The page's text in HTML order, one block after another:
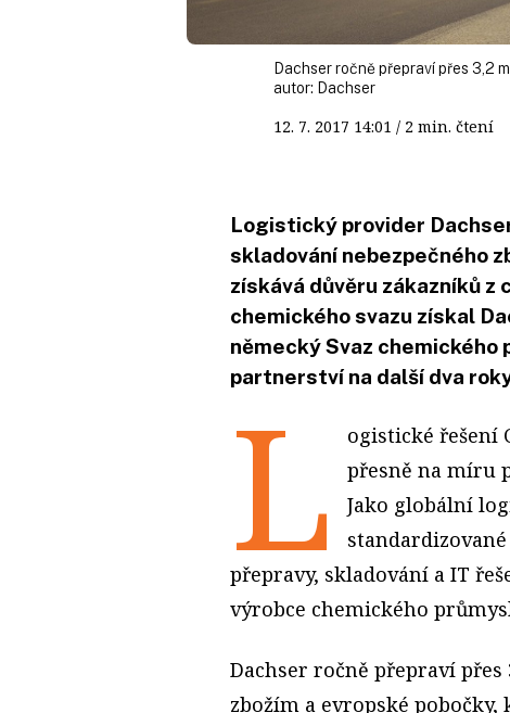
Dachser ročně přepraví přes 3,2
autor: Dachser
12. 7. 2017 14:01 / 2 min. čtení
Logistický provider
skladování nebezpečného
získává důvěru zákazníků z
chemického svazu získal
německý Svaz chemického
partnerství na další dva
L
ogistické řešení
přesně na míru
Jako globální
přepravy, skladování a IT
výrobce chemického
Dachser ročně přepraví
zbožím a evropské